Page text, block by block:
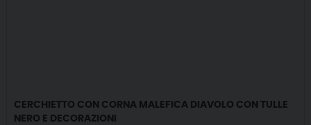
CERCHIETTO CON CORNA MALEFICA DIAVOLO CON TULLE
NERO E DECORAZIONI